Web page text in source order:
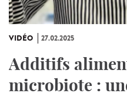
VIDÉO 27.02.2025
Additifs
microbiote :